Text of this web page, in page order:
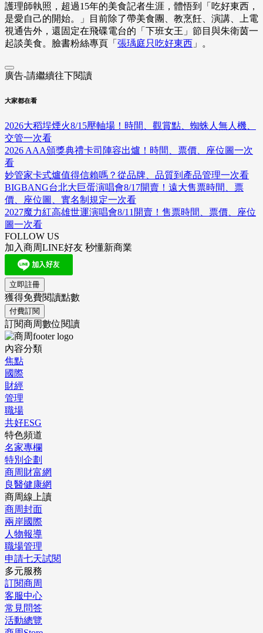
護理師執照，超過15年的美食記者生涯，體悟到「吃好東西，
是愛自己的開始。」目前除了帶美食團、教烹飪、演講、上電
視通告外，還固定在飛碟電台的「下班女王」節目與朱衛茵一
起談美食。臉書粉絲專頁「 張瑀庭只吃好東西 」。
廣告-請繼續往下閱讀
大家都在看
2026大稻埕煙火8/15壓軸場！時間、觀賞點、蜘蛛人無人機、
交管一次看
2026 AAA頒獎典禮卡司陣容出爐！時間、票價、座位圖一次
看
妙管家卡式爐值得信賴嗎？從品牌、品質到產品管理一次看
BIGBANG台北大巨蛋演唱會8/17開賣！遠大售票時間、票
價、座位圖、實名制規定一次看
2027魔力紅高雄世運演唱會8/11開賣！售票時間、票價、座位
圖一次看
FOLLOW US
加入商周LINE好友 秒懂新商業
立即註冊
獲得免費閱讀點數
付費訂閱
訂閱商周數位閱讀
內容分類
焦點
國際
財經
管理
職場
共好ESG
特色頻道
名家專欄
特別企劃
商周財富網
良醫健康網
商周線上讀
商周封面
兩岸國際
人物報導
職場管理
申請七天試閱
多元服務
訂閱商周
客服中心
常見問答
活動總覽